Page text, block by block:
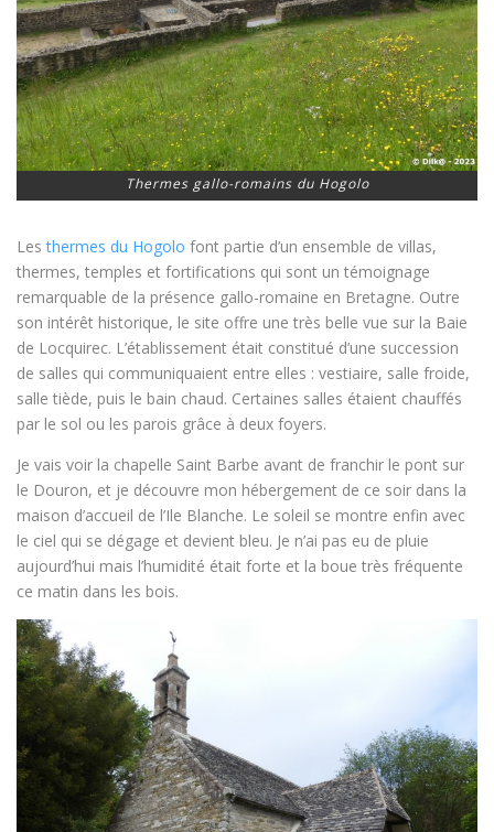
Thermes gallo-romains du Hogolo
Lesthermes du Hogolo font partie d’un ensemble de villas,
thermes, temples et fortifications qui sont un témoignage
remarquable de la présence gallo-romaine en Bretagne. Outre
son intérêt historique, le site offre une très belle vue sur la Baie
de Locquirec. L’établissement était constitué d’une succession
de salles qui communiquaient entre elles : vestiaire, salle froide,
salle tiède, puis le bain chaud. Certaines salles étaient chauffés
par le sol ou les parois grâce à deux foyers.
Je vais voir la chapelle Saint Barbe avant de franchir le pont sur
le Douron, et je découvre mon hébergement de ce soir dans la
maison d’accueil de l’Ile Blanche. Le soleil se montre enfin avec
le ciel qui se dégage et devient bleu. Je n’ai pas eu de pluie
aujourd’hui mais l’humidité était forte et la boue très fréquente
ce matin dans les bois.